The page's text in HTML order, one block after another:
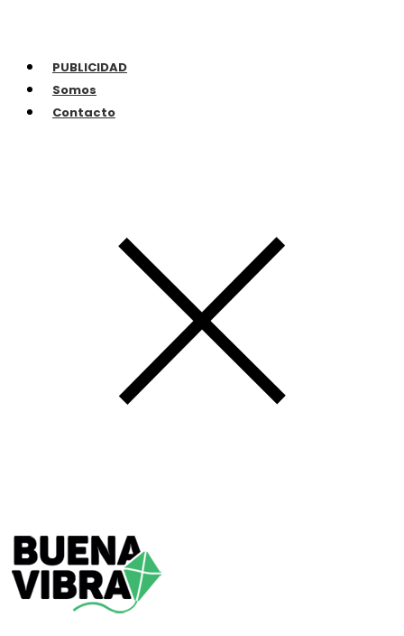
PUBLICIDAD
Somos
Contacto